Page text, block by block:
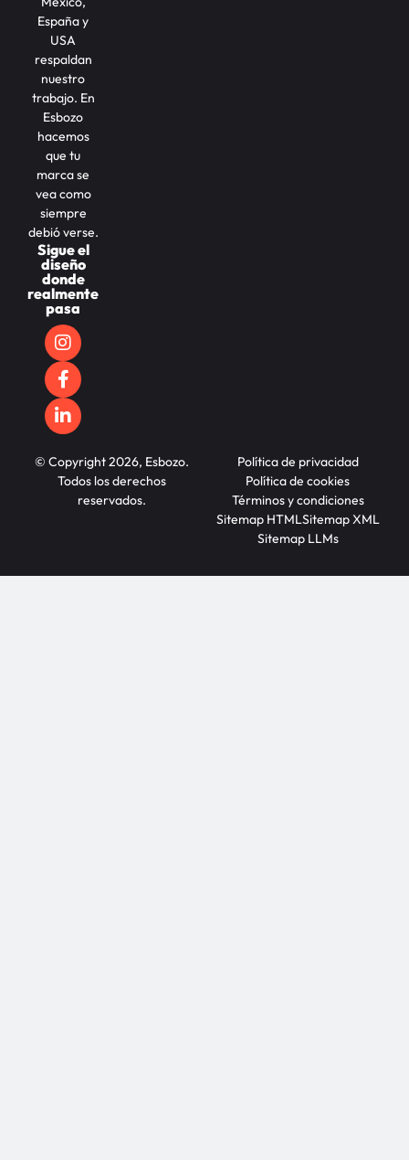
España y
USA
respaldan
nuestro
trabajo. En
Esbozo
hacemos
que tu
marca se
vea como
siempre
debió verse.
Sigue el
diseño
donde
realmente
pasa
© Copyright 2026, Esbozo.
Todos los derechos
reservados.
Política de privacidad
Política de cookies
Términos y condiciones
Sitemap HTMLSitemap XML
Sitemap LLMs